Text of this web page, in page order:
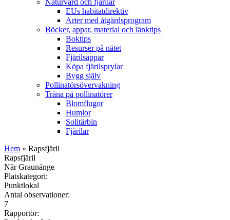
EUs habitatdirektiv
Arter med åtgärdsprogram
Böcker, appar, material och länktips
Boktips
Resurser på nätet
Fjärilsappar
Köpa fjärilsprylar
Bygg själv
Pollinatörsövervakning
Träna på pollinatörer
Blomflugor
Humlor
Solitärbin
Fjärilar
Hem » Rapsfjäril
Rapsfjäril
När Graunänge
Platskategori:
Punktlokal
Antal observationer:
7
Rapportör: